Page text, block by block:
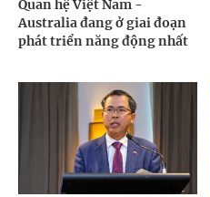
Quan hệ Việt Nam -
Australia đang ở giai đoạn
phát triển năng động nhất